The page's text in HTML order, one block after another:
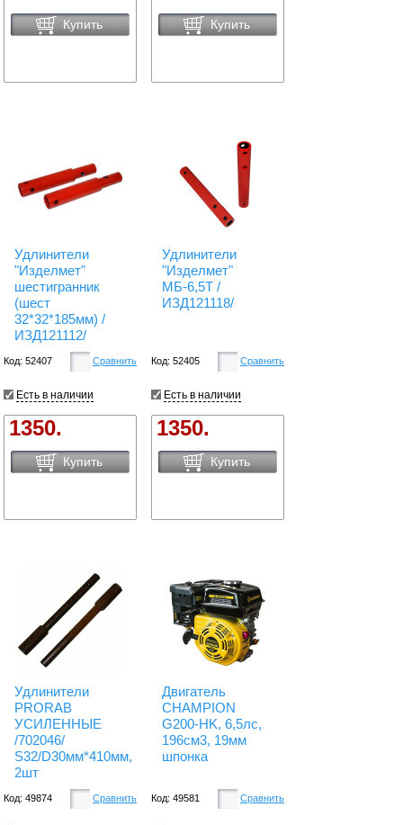
Купить Купить
Удлинители
"Изделмет"
шестигранник
(шест
32*32*185мм) /
ИЗД121112/
Код: 52407 Сравнить
Есть в наличии
1350.
Купить
Удлинители
"Изделмет"
МБ-6,5Т /
ИЗД121118/
Код: 52405 Сравнить
Есть в наличии
1350.
Купить
Удлинители
PRORAB
УСИЛЕННЫЕ
/702046/
S32/D30мм*410мм,
2шт
Код: 49874 Сравнить
Двигатель
CHAMPION
G200-HK, 6,5лс,
196см3, 19мм
шпонка
Код: 49581 Сравнить